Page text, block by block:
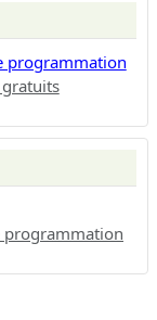
programmation
programmation